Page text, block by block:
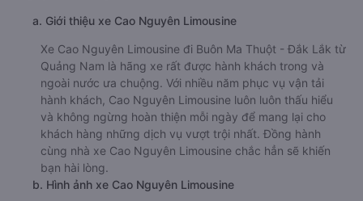
a. Giới thiệu xe Cao Nguyên Limousine
Xe Cao Nguyên Limousine đi Buôn Ma Thuột - Đắk Lắk từ
Quảng Nam là hãng xe rất được hành khách trong và
ngoài nước ưa chuộng. Với nhiều năm phục vụ vận tải
hành khách, Cao Nguyên Limousine luôn luôn thấu hiểu
và không ngừng hoàn thiện mỗi ngày để mang lại cho
khách hàng những dịch vụ vượt trội nhất. Đồng hành
cùng nhà xe Cao Nguyên Limousine chắc hẳn sẽ khiến
bạn hài lòng.
b. Hình ảnh xe Cao Nguyên Limousine